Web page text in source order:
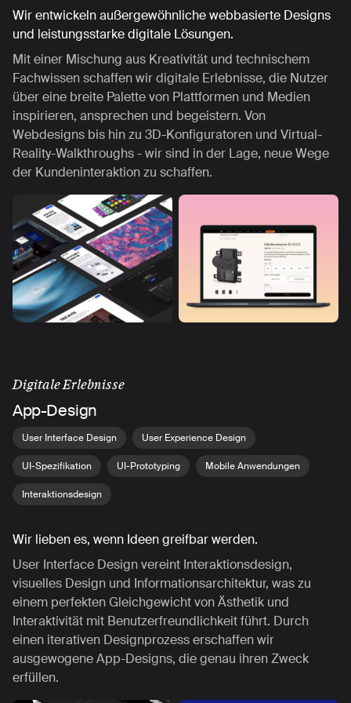
Wir entwickeln außergewöhnliche webbasierte Designs
und leistungsstarke digitale Lösungen.
Mit einer Mischung aus Kreativität und technischem
Fachwissen schaffen wir digitale Erlebnisse, die Nutzer
über eine breite Palette von Plattformen und Medien
inspirieren, ansprechen und begeistern. Von
Webdesigns bis hin zu 3D-Konfiguratoren und Virtual-
Reality-Walkthroughs - wir sind in der Lage, neue Wege
der Kundeninteraktion zu schaffen.
Digitale Erlebnisse
App-Design
User Interface Design User Experience Design
UI-Spezifikation UI-Prototyping Mobile Anwendungen
Interaktionsdesign
Wir lieben es, wenn Ideen greifbar werden.
User Interface Design vereint Interaktionsdesign,
visuelles Design und Informationsarchitektur, was zu
einem perfekten Gleichgewicht von Ästhetik und
Interaktivität mit Benutzerfreundlichkeit führt. Durch
einen iterativen Designprozess erschaffen wir
ausgewogene App-Designs, die genau ihren Zweck
erfüllen.